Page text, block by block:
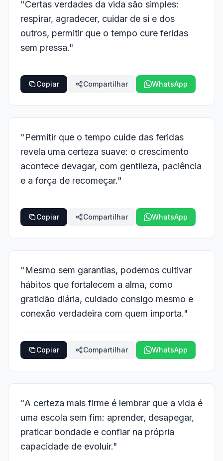
"Certas verdades da vida são simples:
respirar, agradecer, cuidar de si e dos
outros, permitir que o tempo cure feridas
sem pressa."
Copiar Compartilhar WhatsApp
"Permitir que o tempo cuide das feridas
revela uma certeza suave: o crescimento
acontece devagar, com gentileza, paciência
e a força de recomeçar."
Copiar Compartilhar WhatsApp
"Mesmo sem garantias, podemos cultivar
hábitos que fortalecem a alma, como
gratidão diária, cuidado consigo mesmo e
conexão verdadeira com quem importa."
Copiar Compartilhar WhatsApp
"A certeza mais firme é lembrar que a vida é
uma escola sem fim: aprender, desapegar,
praticar bondade e confiar na própria
capacidade de evoluir."